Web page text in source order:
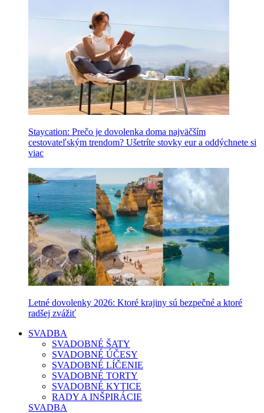
Staycation: Prečo je dovolenka doma najväčším
cestovateľským trendom? Ušetríte stovky eur a oddýchnete si
viac
Letné dovolenky 2026: Ktoré krajiny sú bezpečné a ktoré
radšej zvážiť
SVADBA
SVADOBNÉ ŠATY
SVADOBNÉ ÚČESY
SVADOBNÉ LÍČENIE
SVADOBNÉ TORTY
SVADOBNÉ KYTICE
RADY A INŠPIRÁCIE
SVADBA